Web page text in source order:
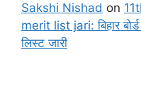
Sakshi Nishad on
merit list jari: बिहार
लिस्ट जारी